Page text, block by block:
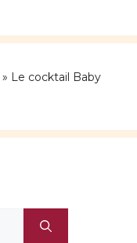
» Le cocktail Baby